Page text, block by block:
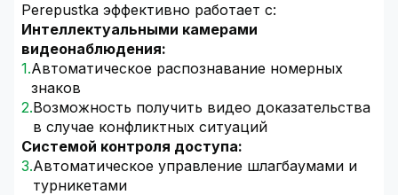
Perepustka эффективно работает с:
Интеллектуальными камерами
видеонаблюдения:
Автоматическое распознавание номерных
знаков
Возможность получить видео доказательства
в случае конфликтных ситуаций
Системой контроля доступа:
Автоматическое управление шлагбаумами и
турникетами